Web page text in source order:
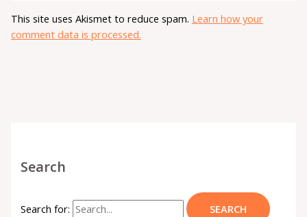
This site uses Akismet to reduce spam. Learn how your
comment data is processed.
Search
Search for: